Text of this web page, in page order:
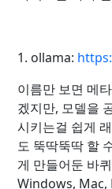
1. ollama:
이름만 보면 메
겠지만, 모델을
시키는걸 쉽게
도 뚝딱뚝딱 할
게 만들어둔 바
Windows, Mac,